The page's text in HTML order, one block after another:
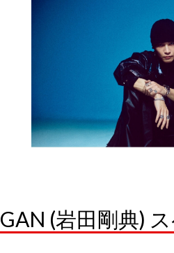
GAN (岩田剛典)